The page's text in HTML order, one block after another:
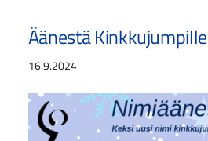
Äänestä
16.9.2024